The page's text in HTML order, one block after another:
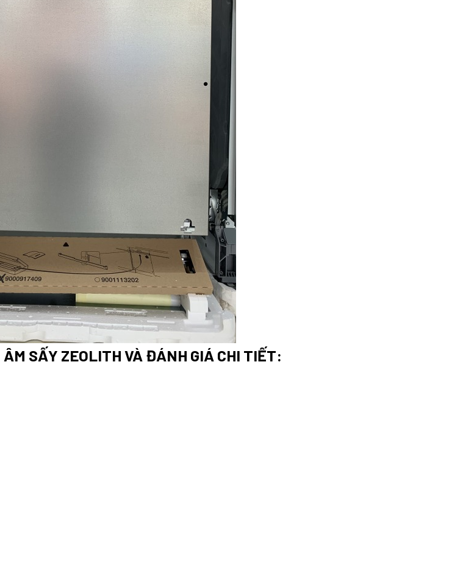
ÂM SẤY ZEOLITH VÀ ĐÁNH GIÁ CHI TIẾT: